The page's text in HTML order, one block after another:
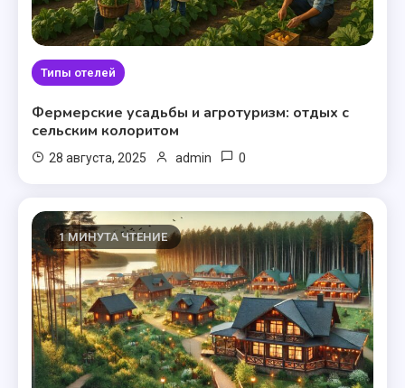
Типы отелей
Фермерские усадьбы и агротуризм: отдых с
сельским колоритом
28 августа, 2025 admin 0
1 МИНУТА ЧТЕНИЕ